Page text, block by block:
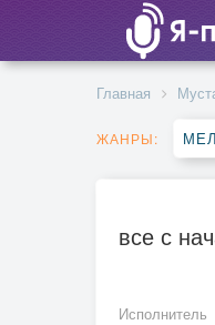
Главная
ЖАНРЫ:
все с
Исполнитель